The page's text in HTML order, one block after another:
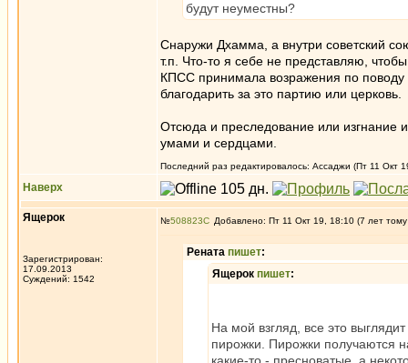
будут неуместны?
Снаружи Дхамма, а внутри советский
т.п. Что-то я себе не представляю,
КПСС принимала возражения по
благодарить за это партию или церковь.
Отсюда и преследование или изгнание
умами и сердцами.
Последний раз редактировалось: Ассаджи (Пт 11 Окт
Наверх
Ящерок
Зарегистрирован:
17.09.2013
Суждений: 1542
№508823 Добавлено: Пт 11 Окт 19, 18:10 (7 лет
Рената пишет:
Ящерок пишет:
На мой взгляд, все это
пирожки. Пирожки получаются